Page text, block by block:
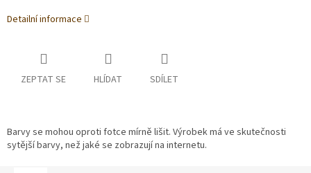
Detailní informace
ZEPTAT SE HLÍDAT SDÍLET
Barvy se mohou oproti fotce mírně lišit. Výrobek má ve skutečnosti
sytější barvy, než jaké se zobrazují na internetu.